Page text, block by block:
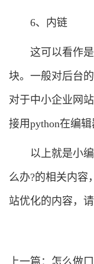
6、内链
这可以看作
块。一般对后台
对于中小企业网
接用python在编
以上就是小
么办?的相关内容
站优化的内容，